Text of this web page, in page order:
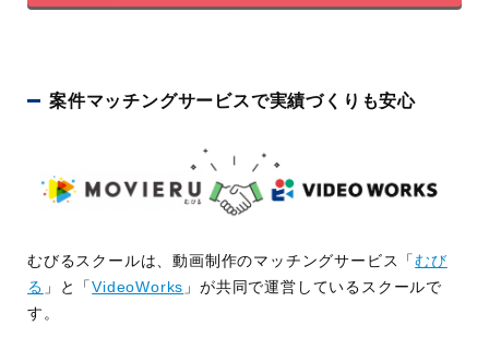
案件マッチングサービスで実績づくりも安心
むびるスクールは、動画制作のマッチングサービス「むび
る 」と「VideoWorks 」が共同で運営しているスクールで
す。